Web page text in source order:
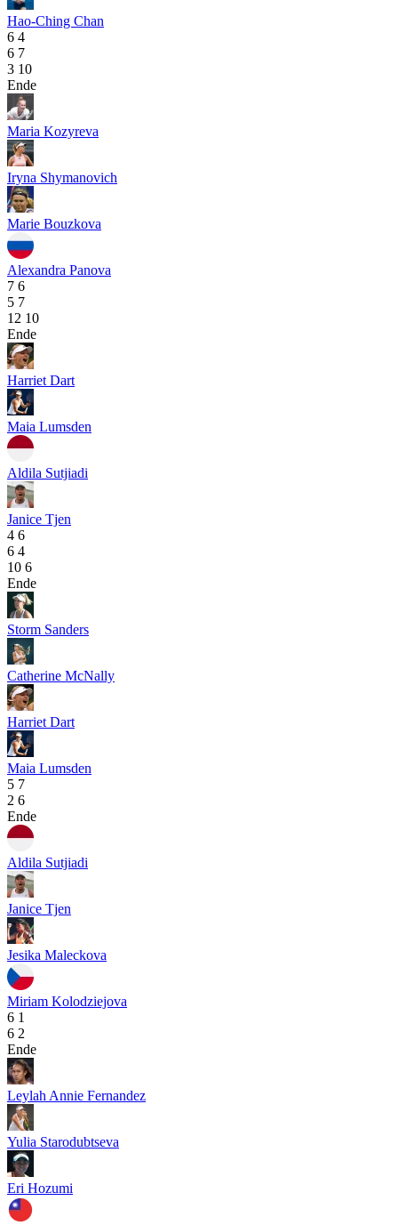
Hao-Ching Chan
6 4
6 7
3 10
Ende
Maria Kozyreva
Iryna Shymanovich
Marie Bouzkova
Alexandra Panova
7 6
5 7
12 10
Ende
Harriet Dart
Maia Lumsden
Aldila Sutjiadi
Janice Tjen
4 6
6 4
10 6
Ende
Storm Sanders
Catherine McNally
Harriet Dart
Maia Lumsden
5 7
2 6
Ende
Aldila Sutjiadi
Janice Tjen
Jesika Maleckova
Miriam Kolodziejova
6 1
6 2
Ende
Leylah Annie Fernandez
Yulia Starodubtseva
Eri Hozumi